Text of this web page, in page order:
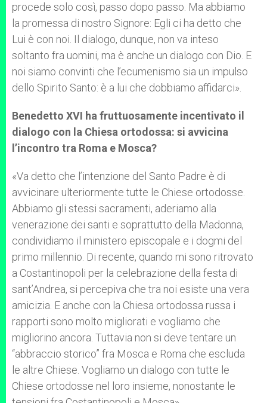
procede solo così, passo dopo passo. Ma abbiamo
la promessa di nostro Signore: Egli ci ha detto che
Lui è con noi. Il dialogo, dunque, non va inteso
soltanto fra uomini, ma è anche un dialogo con Dio. E
noi siamo convinti che l’ecumenismo sia un impulso
dello Spirito Santo: è a lui che dobbiamo affidarci».
Benedetto XVI ha fruttuosamente incentivato il
dialogo con la Chiesa ortodossa: si avvicina
l’incontro tra Roma e Mosca?
«Va detto che l’intenzione del Santo Padre è di
avvicinare ulteriormente tutte le Chiese ortodosse.
Abbiamo gli stessi sacramenti, aderiamo alla
venerazione dei santi e soprattutto della Madonna,
condividiamo il ministero episcopale e i dogmi del
primo millennio. Di recente, quando mi sono ritrovato
a Costantinopoli per la celebrazione della festa di
sant’Andrea, si percepiva che tra noi esiste una vera
amicizia. E anche con la Chiesa ortodossa russa i
rapporti sono molto migliorati e vogliamo che
migliorino ancora. Tuttavia non si deve tentare un
“abbraccio storico” fra Mosca e Roma che escluda
le altre Chiese. Vogliamo un dialogo con tutte le
Chiese ortodosse nel loro insieme, nonostante le